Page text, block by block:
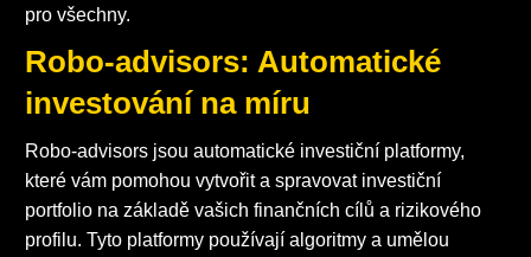
pro všechny.
Robo-advisors: Automatické
investování na míru
Robo-advisors jsou automatické investiční platformy,
které vám pomohou vytvořit a spravovat investiční
portfolio na základě vašich finančních cílů a rizikového
profilu. Tyto platformy používají algoritmy a umělou